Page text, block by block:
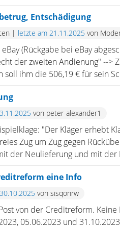
Entschädigung
| letzte am 21.11.2025 von
(Rückgabe bei eBay
der zweiten Andienung" -->
soll ihm die 506,19 € für sein
von peter-alexander1
"Der Kläger erhebt
Zug um Zug gegen
der Neulieferung und mit der
eine Info
von sisqonrw
von der Creditreform.
05.06.2023 und